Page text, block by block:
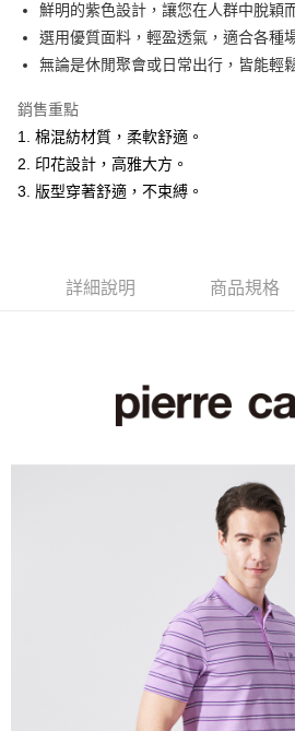
悠遊付
Google Pay
ATM付款
全家取貨付款
每筆NT$60，滿NT$1,200(含以上)免運費
付款後萊爾富取貨
每筆NT$60，滿NT$1,200(含以上)免運費
7-11取貨付款
每筆NT$60，滿NT$1,200(含以上)免運費
每筆NT$60，滿NT$1,200(含以上)免運費
每筆NT$80，滿NT$1,200(含以上)免運
每筆NT$80，滿NT$1,200(含以上)免運
鮮明的紫色設計，讓您在人群中脫穎
選用優質面料，輕盈透氣，適合各種
無論是休閒聚會或日常出行，皆能輕
銷售重點
1. 棉混紡材質，柔軟舒適。
2. 印花設計，高雅大方。
3. 版型穿著舒適，不束縛。
詳細說明 商品規格